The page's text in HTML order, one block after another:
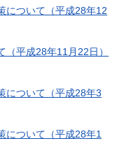
について（平成28年12
平成28年11月22日）
について（平成28年3
について（平成28年1